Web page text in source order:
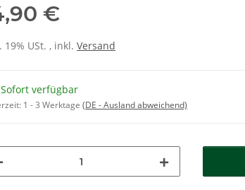
€
19% USt. , inkl. Versand
Sofort verfügbar
1 - 3 Werktage (DE - Ausland abweichend)